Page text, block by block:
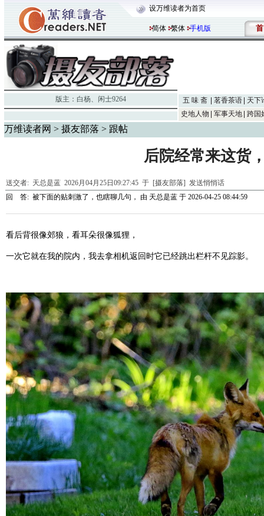
设万维读者为首页
简体 繁体 手机版 首
版主： 白杨、 闲士9264 五 味 斋 茗香茶语
天下
史地人物
军事天地 跨国
万维读者网 > 摄友部落 > 跟帖
后院经常来这货
送交者: 天总是蓝 2026月04月25日09:27:45 于 [摄友部落] 发送悄悄话
回 答: 被下面的贴刺激了，也瞎聊几句， 由 天总是蓝 于 2026-04-25 08:44:59
看后背很像郊狼，看耳朵很像狐狸，
一次它就在我的院内，我去拿相机返回时它已经跳出栏杆不见踪影。